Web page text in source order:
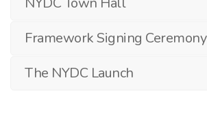
Framework Signing Ceremony
The NYDC Launch